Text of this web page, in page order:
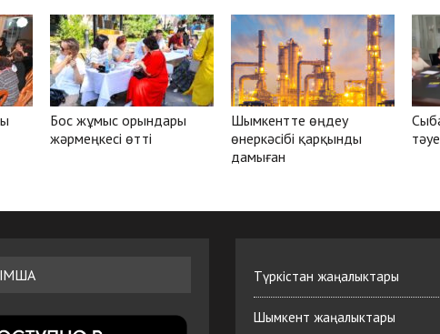
Бос жұмыс орындары
жәрмеңкесі өтті
Шымкентте өңдеу
өнеркәсібі қарқынды
дамыған
Түркістан жаңалыктары
Шымкент жаңалыктары